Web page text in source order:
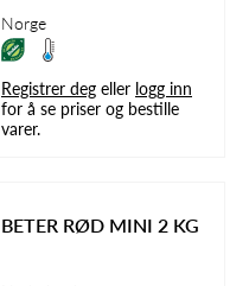
Norge
Registrer deg eller logg inn
for å se priser og bestille
varer.
BETER RØD MINI 2 KG